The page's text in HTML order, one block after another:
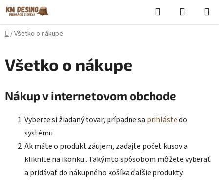
Prejsť
na
obsah
Hľadať
KOŠÍK
Domov
/Všetko o nákupe
Všetko o nákupe
Nákup v internetovom obchode
Vyberte si žiadaný tovar, prípadne sa prihlástedo
systému
Ak máte o produkt záujem, zadajte počet kusov a
kliknite na ikonku . Takýmto spôsobom môžete vyberať
a pridávať do nákupného košíka ďalšie produkty.